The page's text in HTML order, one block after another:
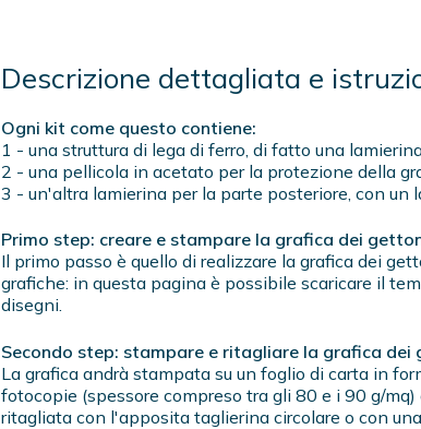
Descrizione dettagliata e
Ogni kit come questo contiene:
1 - una struttura di lega di ferro, di fatto una
2 - una pellicola in acetato per la protezione della
3 - un'altra lamierina per la parte posteriore, con un
Primo step: creare e stampare la grafica dei
Il primo passo è quello di realizzare la grafica dei
grafiche: in questa pagina è possibile scaricare il
disegni.
Secondo step: stampare e ritagliare la grafica dei
La grafica andrà stampata su un foglio di carta in
fotocopie (spessore compreso tra gli 80 e i 90 g/
ritagliata con l'apposita taglierina circolare o con